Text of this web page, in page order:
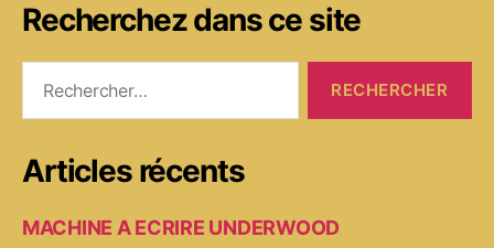
Recherchez dans ce site
Articles récents
MACHINE A ECRIRE UNDERWOOD